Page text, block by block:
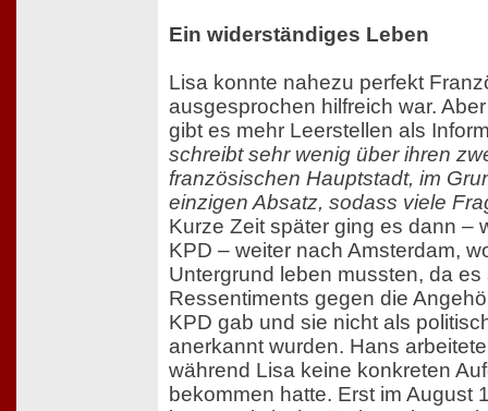
Ein widerständiges Leben
Lisa konnte nahezu perfekt
ausgesprochen hilfreich war.
gibt es mehr Leerstellen als
schreibt sehr wenig über ihren
französischen Hauptstadt, im
einzigen Absatz, sodass viele
Kurze Zeit später ging es dann –
KPD – weiter nach Amsterdam,
Untergrund leben mussten, da es
Ressentiments gegen die
KPD gab und sie nicht als
anerkannt wurden. Hans
während Lisa keine konkreten
bekommen hatte. Erst im August